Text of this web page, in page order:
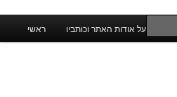
ראשי על אודות האתר וכותביו